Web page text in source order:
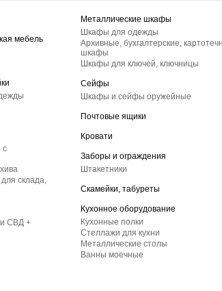
мебель
с
склада,
СВД +
Металлические шкафы
Шкафы для одежды
Архивные, бухгалтерские,
шкафы
Шкафы для ключей, ключницы
Сейфы
Шкафы и сейфы оружейные
Почтовые ящики
Кровати
Заборы и ограждения
Штакетники
Скамейки, табуреты
Кухонное оборудование
Кухонные полки
Стеллажи для кухни
Металлические столы
Ванны моечные